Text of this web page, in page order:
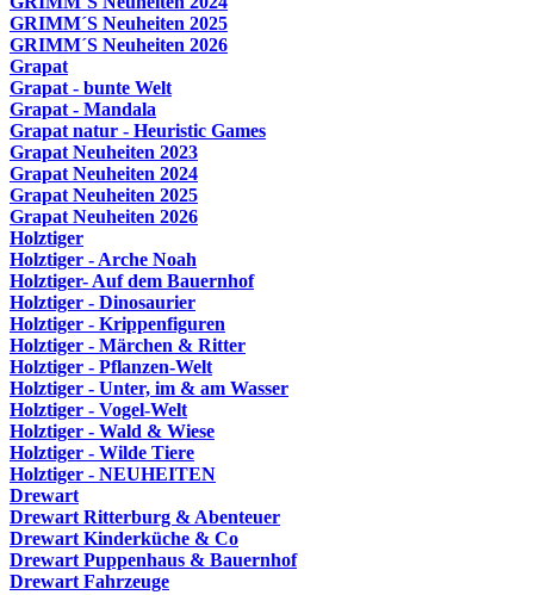
GRIMM´S Neuheiten 2025
GRIMM´S Neuheiten 2026
Grapat
Grapat - bunte Welt
Grapat - Mandala
Grapat natur - Heuristic Games
Grapat Neuheiten 2023
Grapat Neuheiten 2024
Grapat Neuheiten 2025
Grapat Neuheiten 2026
Holztiger
Holztiger - Arche Noah
Holztiger- Auf dem Bauernhof
Holztiger - Dinosaurier
Holztiger - Krippenfiguren
Holztiger - Märchen & Ritter
Holztiger - Pflanzen-Welt
Holztiger - Unter, im & am Wasser
Holztiger - Vogel-Welt
Holztiger - Wald & Wiese
Holztiger - Wilde Tiere
Holztiger - NEUHEITEN
Drewart
Drewart Ritterburg & Abenteuer
Drewart Kinderküche & Co
Drewart Puppenhaus & Bauernhof
Drewart Fahrzeuge